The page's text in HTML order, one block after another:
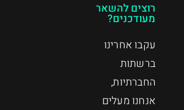
רוצים להשאר
מעודכנים?
עקבו אחרינו
ברשתות
החברתיות,
אנחנו מעלים